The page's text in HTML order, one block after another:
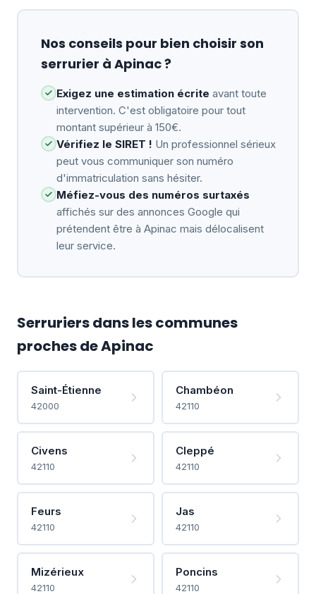
Nos conseils pour bien choisir son
serrurier à Apinac ?
Exigez une estimation écrite avant toute
intervention. C'est obligatoire pour tout
montant supérieur à 150€.
Vérifiez le SIRET ! Un professionnel sérieux
peut vous communiquer son numéro
d'immatriculation sans hésiter.
Méfiez-vous des numéros surtaxés
affichés sur des annonces Google qui
prétendent être à Apinac mais délocalisent
leur service.
Serruriers dans les communes
proches de Apinac
Saint-Étienne
42000
Chambéon
42110
Civens
42110
Cleppé
42110
Feurs
42110
Jas
42110
Mizérieux
42110
Poncins
42110